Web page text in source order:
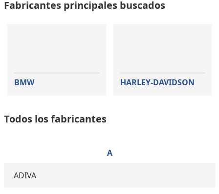
Fabricantes principales buscados
BMW HARLEY-DAVIDSON
Todos los fabricantes
A
ADIVA